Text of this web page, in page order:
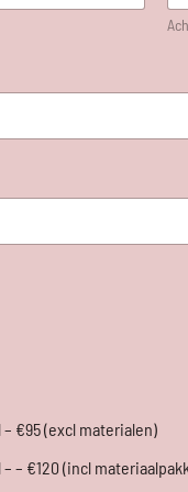
€95 (excl materialen)
– €120 (incl